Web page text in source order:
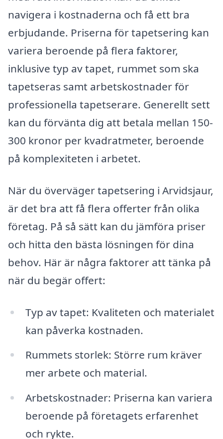
navigera i kostnaderna och få ett bra
erbjudande. Priserna för tapetsering kan
variera beroende på flera faktorer,
inklusive typ av tapet, rummet som ska
tapetseras samt arbetskostnader för
professionella tapetserare. Generellt sett
kan du förvänta dig att betala mellan 150-
300 kronor per kvadratmeter, beroende
på komplexiteten i arbetet.
När du överväger tapetsering i Arvidsjaur,
är det bra att få flera offerter från olika
företag. På så sätt kan du jämföra priser
och hitta den bästa lösningen för dina
behov. Här är några faktorer att tänka på
när du begär offert:
Typ av tapet: Kvaliteten och materialet
kan påverka kostnaden.
Rummets storlek: Större rum kräver
mer arbete och material.
Arbetskostnader: Priserna kan variera
beroende på företagets erfarenhet
och rykte.